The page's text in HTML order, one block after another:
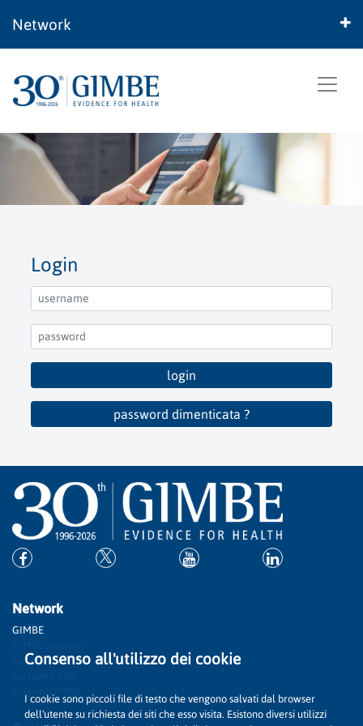
Network
Login
login
password dimenticata ?
Network
GIMBE
Evidence
Sostieni GIMBE
Consenso all'utilizzo dei cookie
I cookie sono piccoli file di testo che vengono salvati dal browser
dell'utente su richiesta dei siti che esso visita. Esistono diversi utilizzi